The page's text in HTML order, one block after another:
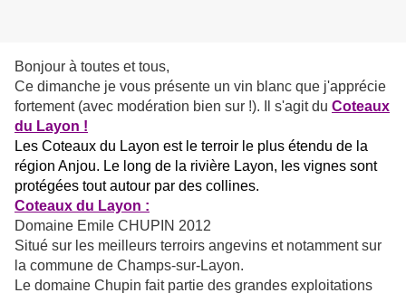
Bonjour à toutes et tous,
Ce dimanche je vous présente un vin blanc que j'apprécie
fortement (avec modération bien sur !). Il s'agit du Coteaux
du Layon !
Les Coteaux du Layon est le terroir le plus étendu de la
région Anjou. Le long de la rivière Layon, les vignes sont
protégées tout autour par des collines.
Coteaux du Layon :
Domaine Emile CHUPIN 2012
Situé sur les meilleurs terroirs angevins et notamment sur
la commune de Champs-sur-Layon.
Le domaine Chupin fait partie des grandes exploitations